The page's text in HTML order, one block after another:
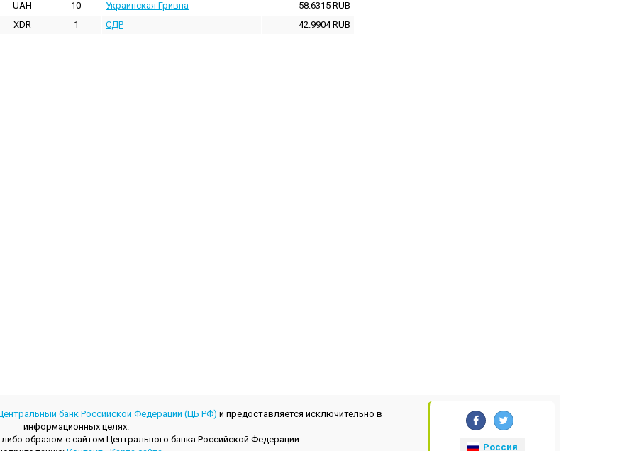
UAH
10 Украинская Гривна 58.6315 RUB
XDR
1 СДР 42.9904RUB
банк Российской Федерации (ЦБ РФ) и предоставляется исключительно в
информационных целях.
образом с сайтом Центрального банкa Российской Федерации
Россия